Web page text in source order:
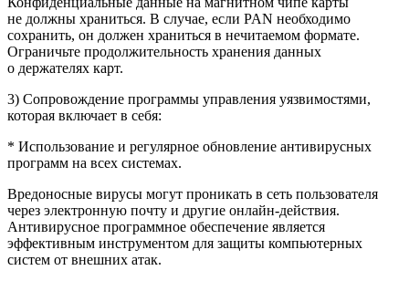
не должны храниться. В случае, если PAN необходимо
сохранить, он должен храниться в нечитаемом формате.
Ограничьте продолжительность хранения данных
о держателях карт.
3) Сопровождение программы управления уязвимостями,
которая включает в себя:
* Использование и регулярное обновление антивирусных
программ на всех системах.
Вредоносные вирусы могут проникать в сеть пользователя
через электронную почту и другие онлайн-действия.
Антивирусное программное обеспечение является
эффективным инструментом для защиты компьютерных
систем от внешних атак.